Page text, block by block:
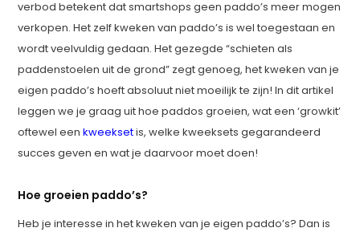
verbod betekent dat smartshops geen paddo’s meer mogen
verkopen. Het zelf kweken van paddo’s is wel toegestaan en
wordt veelvuldig gedaan. Het gezegde “schieten als
paddenstoelen uit de grond” zegt genoeg, het kweken van je
eigen paddo’s hoeft absoluut niet moeilijk te zijn! In dit artikel
leggen we je graag uit hoe paddos groeien, wat een ‘growkit’
oftewel eenkweeksetis, welke kweeksets gegarandeerd
succes geven en wat je daarvoor moet doen!
Hoe groeien paddo’s?
Heb je interesse in het kweken van je eigen paddo’s? Dan is